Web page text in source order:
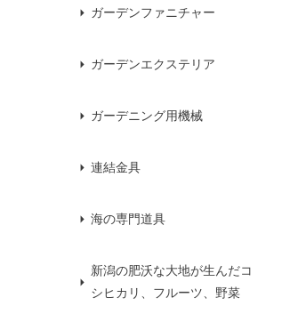
ガーデンファニチャー
ガーデンエクステリア
ガーデニング用機械
連結金具
海の専門道具
新潟の肥沃な大地が生んだコ
シヒカリ、フルーツ、野菜